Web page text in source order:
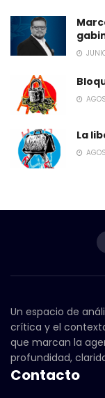
La
Un espacio de
crítica y el
que marcan la
profundidad,
Contacto